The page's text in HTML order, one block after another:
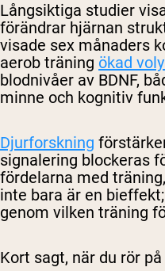
Långsiktiga studier
förändrar hjärnan
visade sex månaders
aerob träning ökad
blodnivåer av BDNF,
minne och kognitiv
Djurforskning
signalering blockeras
fördelarna med
inte bara är en
genom vilken träning
Kort sagt, när du rör